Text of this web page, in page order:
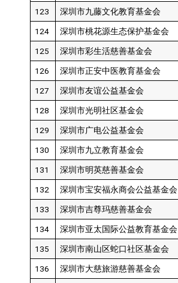
123 深圳市九藤文化教育基金会
124 深圳市桃花源生态保护基金会
125 深圳市彩生活慈善基金会
126 深圳市正安中医教育基金会
127 深圳市友谊公益基金会
128 深圳市光明社区基金会
129 深圳市广电公益基金会
130 深圳市九立教育基金会
131 深圳市明英慈善基金会
132 深圳市宝安福永商会公益基金会
133 深圳市吉尊玛慈善基金会
134 深圳市亚太国际公益教育基金会
135 深圳市南山区蛇口社区基金会
136 深圳市大慈旅游慈善基金会